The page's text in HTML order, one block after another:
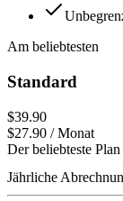
Am beliebtesten
Standard
$39.90
$27.90 / Monat
Der beliebteste
Jährliche